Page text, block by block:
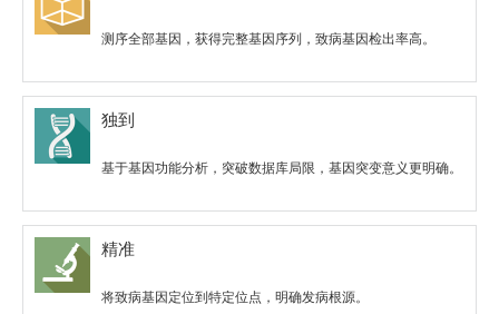
CHARGE综合征 非综合征性听力损失
征
型
Melnick-NeedIes综
合征
Mohr-Tranebjaerg
综合征
孤独症
性巨结肠
Treacher-CoIIins综
合征
呼吸链缺陷
状腺肿大(Pendred
Urbach-Wiethe类
脂蛋白沉积症
病综合征
不全、小耳畸形
测序全部基因，获得完整基因序列，致病基因检出率高。
独到
基于基因功能分析，突破数据库局限，基因突变意义更明确。
精准
将致病基因定位到特定位点，明确发病根源。